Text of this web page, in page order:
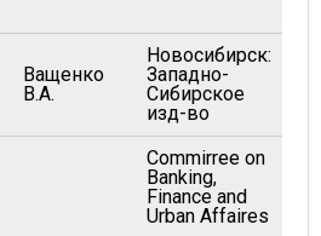
Ващенко
В.А.
Новосибирск:
Западно-
Сибирское
изд-во
Commirree on
Banking,
Finance and
Urban Affaires